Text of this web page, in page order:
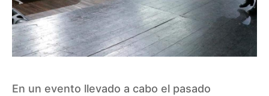
En un evento llevado a cabo el pasado